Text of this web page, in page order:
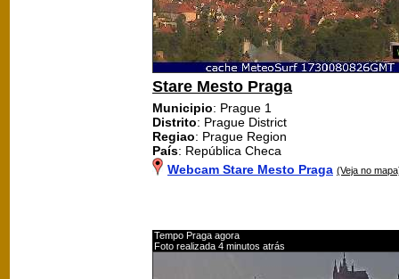
Stare Mesto Praga
Municipio: Prague 1
Distrito: Prague District
Regiao: Prague Region
País: República Checa
Webcam Stare Mesto Praga (Veja no
Tempo Praga agora
Foto realizada 4 minutos atrás